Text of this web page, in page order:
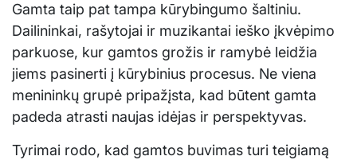
Gamta taip pat tampa kūrybingumo šaltiniu.
Dailininkai, rašytojai ir muzikantai ieško įkvėpimo
parkuose, kur gamtos grožis ir ramybė leidžia
jiems pasinerti į kūrybinius procesus. Ne viena
menininkų grupė pripažįsta, kad būtent gamta
padeda atrasti naujas idėjas ir perspektyvas.
Tyrimai rodo, kad gamtos buvimas turi teigiamą